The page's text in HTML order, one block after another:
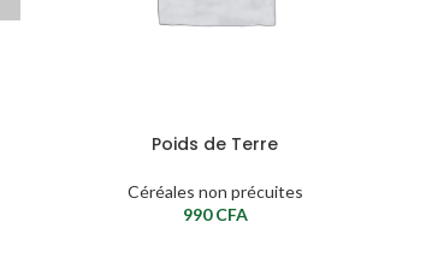
Poids de Terre
Céréales non précuites
990CFA